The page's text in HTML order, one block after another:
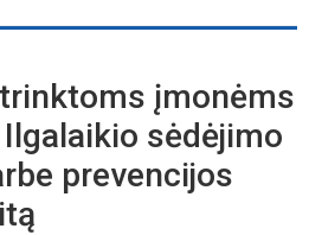
įmonėms
sėdėjimo
prevencijos